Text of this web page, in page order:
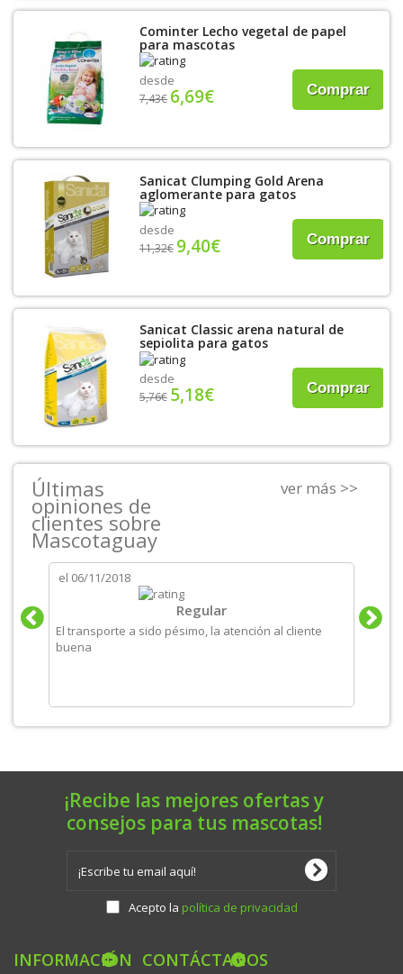
Cominter Lecho vegetal de papel
para mascotas
desde
7,43€ 6,69€ Comprar
Sanicat Clumping Gold Arena
aglomerante para gatos
desde
11,32€ 9,40€ Comprar
Sanicat Classic arena natural de
sepiolita para gatos
desde
5,76€ 5,18€ Comprar
Últimas
opiniones de
clientes sobre
Mascotaguay
ver más >>
el 06/11/2018
Regular
El transporte a sido pésimo, la atención al cliente
buena
¡Recibe las mejores ofertas y
consejos para tus mascotas!
Acepto la política de privacidad
INFORMACIÓN CONTÁCTANOS